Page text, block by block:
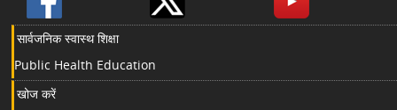
सार्वजनिक स्वास्थ शिक्षा
Public Health Education
खोज करें